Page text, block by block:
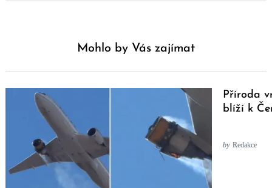
Mohlo by Vás zajímat
Příroda
blíží k
by Redakce